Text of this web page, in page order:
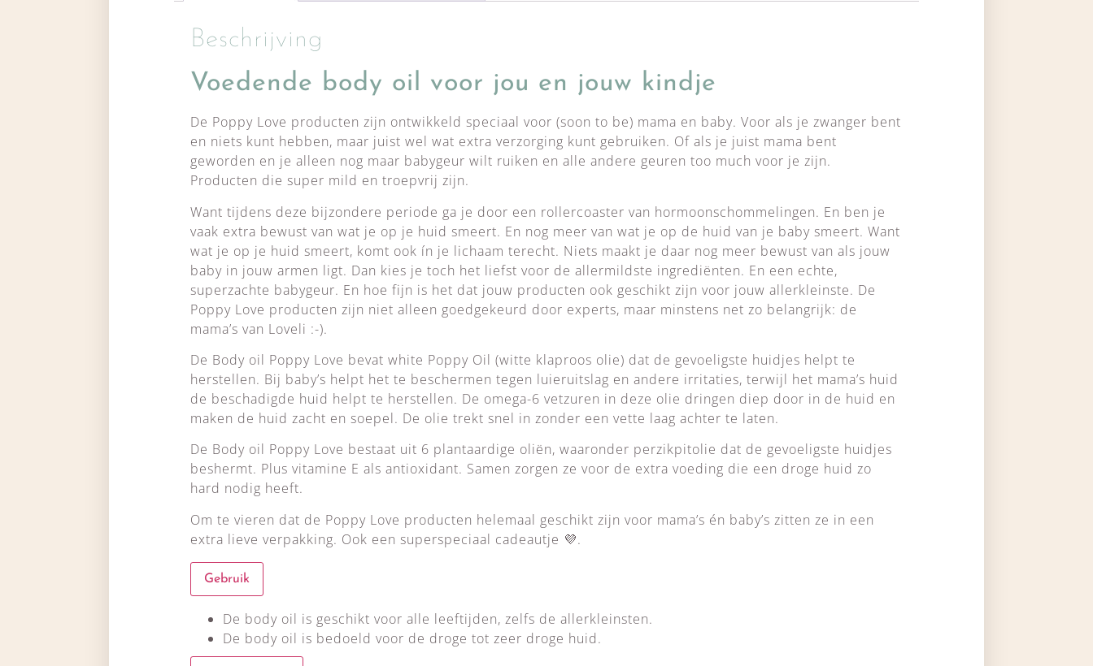
Beschrijving
Voedende body oil voor jou en jouw kindje
De Poppy Love producten zijn ontwikkeld speciaal voor (soon to be) mama en baby. Voor als je zwanger bent
en niets kunt hebben, maar juist wel wat extra verzorging kunt gebruiken. Of als je juist mama bent
geworden en je alleen nog maar babygeur wilt ruiken en alle andere geuren too much voor je zijn.
Producten die super mild en troepvrij zijn.
Want tijdens deze bijzondere periode ga je door een rollercoaster van hormoonschommelingen. En ben je
vaak extra bewust van wat je op je huid smeert. En nog meer van wat je op de huid van je baby smeert. Want
wat je op je huid smeert, komt ook ín je lichaam terecht. Niets maakt je daar nog meer bewust van als jouw
baby in jouw armen ligt. Dan kies je toch het liefst voor de allermildste ingrediënten. En een echte,
superzachte babygeur. En hoe fijn is het dat jouw producten ook geschikt zijn voor jouw allerkleinste. De
Poppy Love producten zijn niet alleen goedgekeurd door experts, maar minstens net zo belangrijk: de
mama’s van Loveli :-).
De Body oil Poppy Love bevat white Poppy Oil (witte klaproos olie) dat de gevoeligste huidjes helpt te
herstellen. Bij baby’s helpt het te beschermen tegen luieruitslag en andere irritaties, terwijl het mama’s huid
de beschadigde huid helpt te herstellen. De omega-6 vetzuren in deze olie dringen diep door in de huid en
maken de huid zacht en soepel. De olie trekt snel in zonder een vette laag achter te laten.
De Body oil Poppy Love bestaat uit 6 plantaardige oliën, waaronder perzikpitolie dat de gevoeligste huidjes
beshermt. Plus vitamine E als antioxidant. Samen zorgen ze voor de extra voeding die een droge huid zo
hard nodig heeft.
Om te vieren dat de Poppy Love producten helemaal geschikt zijn voor mama’s én baby’s zitten ze in een
extra lieve verpakking. Ook een superspeciaal cadeautje 💜.
Gebruik
De body oil is geschikt voor alle leeftijden, zelfs de allerkleinsten.
De body oil is bedoeld voor de droge tot zeer droge huid.